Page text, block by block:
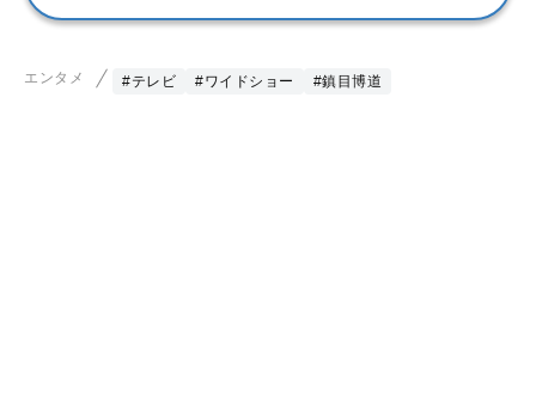
エンタメ #テレビ #ワイドショー #鎮目博道